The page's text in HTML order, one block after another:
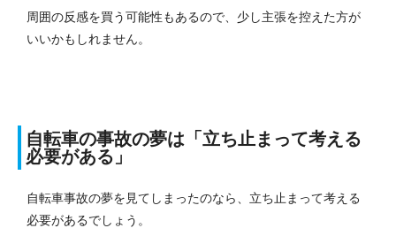
周囲の反感を買う可能性もあるので、少し主張を控えた方が
いいかもしれません。
自転車の事故の夢は「立ち止まって考える
必要がある」
自転車事故の夢を見てしまったのなら、立ち止まって考える
必要があるでしょう。